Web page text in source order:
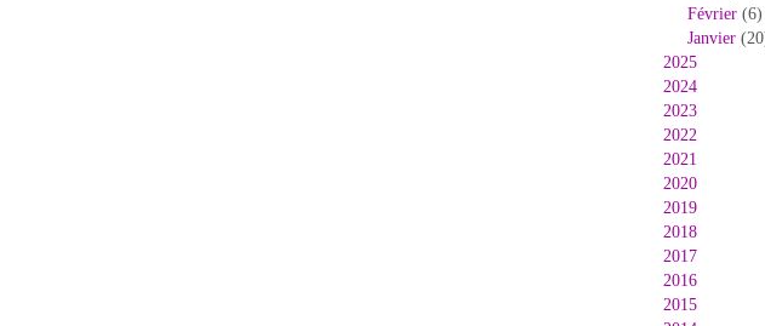
Février (6)
Janvier
2025
2024
2023
2022
2021
2020
2019
2018
2017
2016
2015